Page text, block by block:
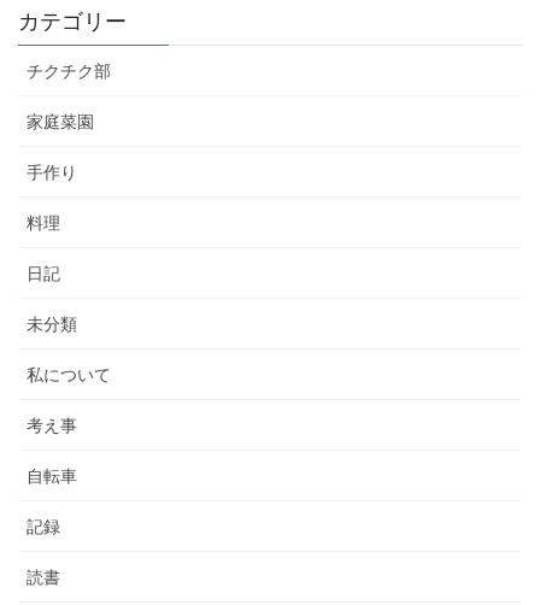
カテゴリー
チクチク部
家庭菜園
手作り
料理
日記
未分類
私について
考え事
自転車
記録
読書